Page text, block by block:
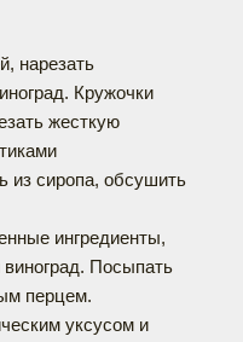
нарезать
Кружочки
жесткую
из сиропа, обсушить
ингредиенты,
виноград. Посыпать
перцем.
уксусом и